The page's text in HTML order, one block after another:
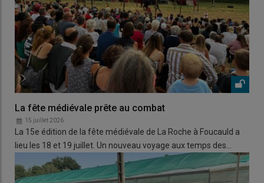
La fête médiévale prête au combat
15 juillet 2026
La 15e édition de la fête médiévale de La Roche à Foucauld a
lieu les 18 et 19 juillet. Un nouveau voyage aux temps des…